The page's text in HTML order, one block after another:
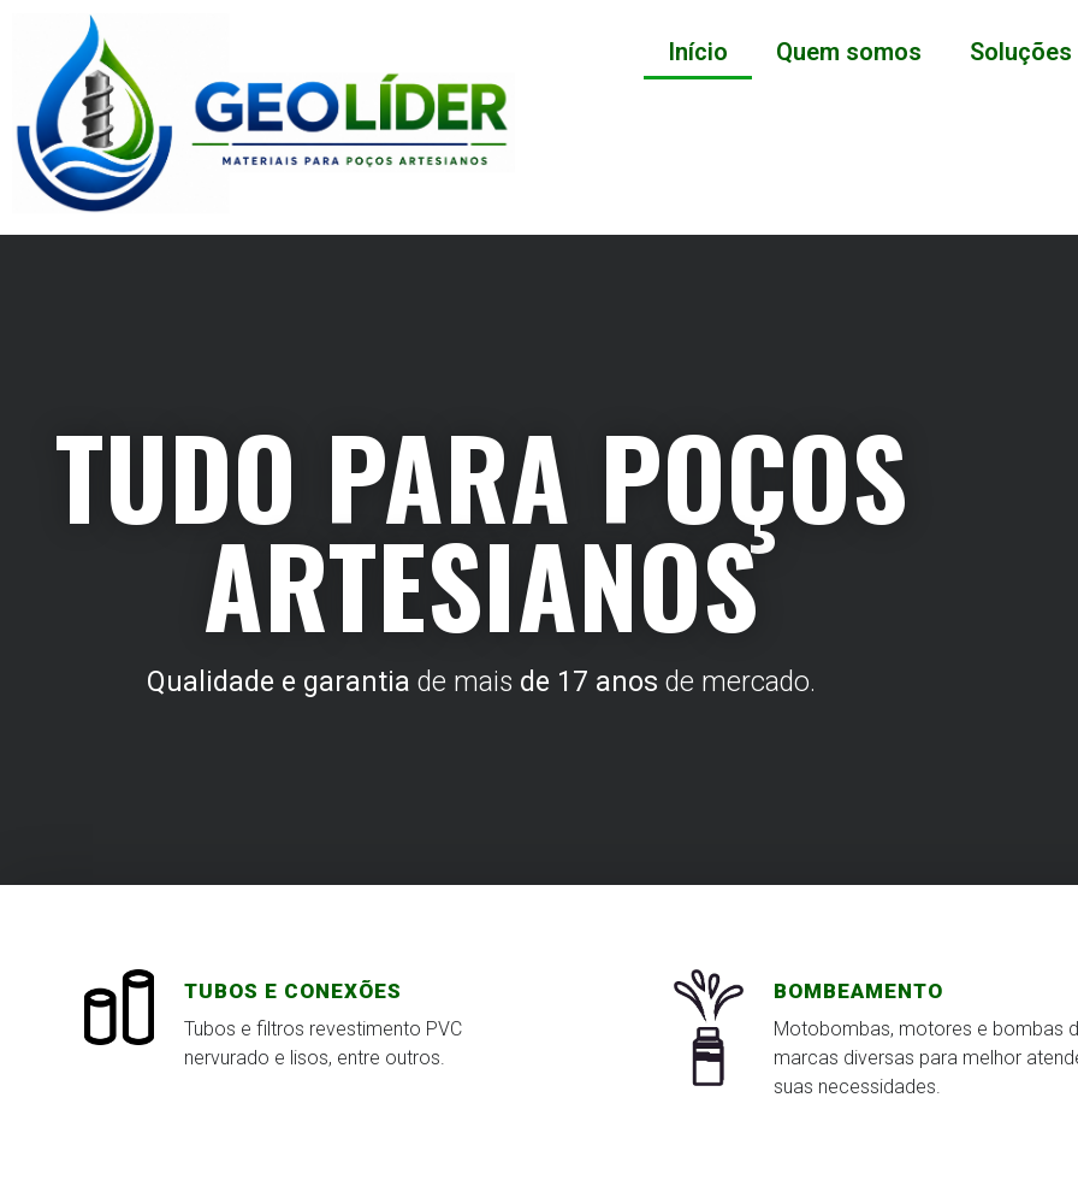
Início Quem somos Soluções
TUDO PARA POÇOS
ARTESIANOS
Qualidade e garantia de mais de 17 anos de mercado.
TUBOS E CONEXÕES
Tubos e filtros revestimento PVC
nervurado e lisos, entre outros.
BOMBEAMENTO
Motobombas, motores e bombas
marcas diversas para melhor
suas necessidades.